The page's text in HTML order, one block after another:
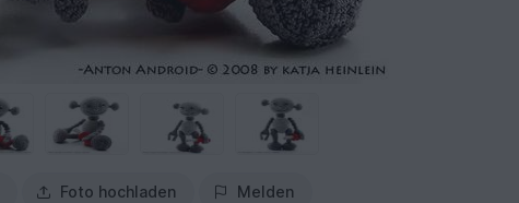
Foto hochladen Melden